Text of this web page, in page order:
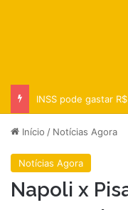
Início / Notícias Agora
Notícias Agora
Napoli x